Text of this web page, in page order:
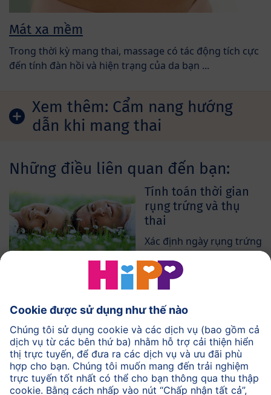
Mát xa mềm
Trong thời kỳ mang thai, massage có tác động tích cực
đến tính đàn hồi và hiện trạng của da bạn ...
Xem thêm: Cẩm nang hướng
dẫn khi mang thai
Những điều liên quan đến bạn:
Tính toán thời gian
rụng trứng và thụ
thai
Xác định ngày rụng trứng
Tính toán ngày dự
kiến sinh
Tính toán ngày sinh gần
đúng của bé.
Đồ thị cân nặng
Theo dõi các thay đổi
trọng lượng của bạn.